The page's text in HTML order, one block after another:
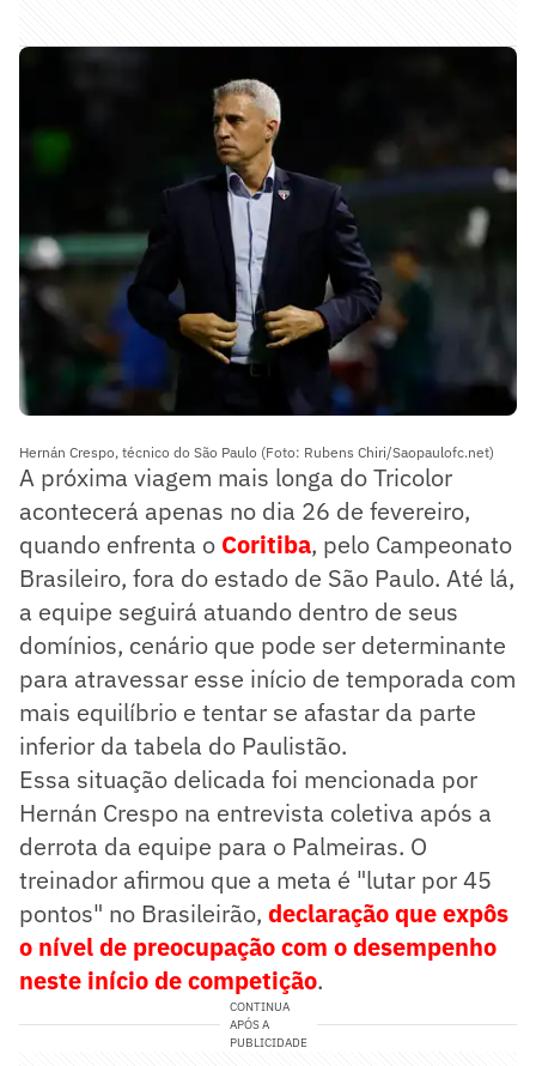
Hernán Crespo, técnico do São Paulo (Foto: Rubens Chiri/Saopaulofc.net)
A próxima viagem mais longa do Tricolor
acontecerá apenas no dia 26 de fevereiro,
quando enfrenta o Coritiba, pelo Campeonato
Brasileiro, fora do estado de São Paulo. Até lá,
a equipe seguirá atuando dentro de seus
domínios, cenário que pode ser determinante
para atravessar esse início de temporada com
mais equilíbrio e tentar se afastar da parte
inferior da tabela do Paulistão.
Essa situação delicada foi mencionada por
Hernán Crespo na entrevista coletiva após a
derrota da equipe para o Palmeiras. O
treinador afirmou que a meta é "lutar por 45
pontos" no Brasileirão, declaração que expôs
o nível de preocupação com o desempenho
neste início de competição.
CONTINUA
APÓS A
PUBLICIDADE